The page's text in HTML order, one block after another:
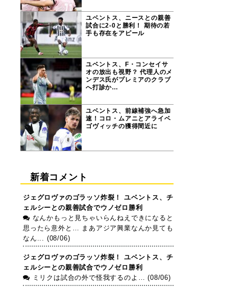
ユベントス、ニースとの親善
試合に2-0と勝利！ 期待の若
手も存在をアピール
ユベントス、F・コンセイサ
オの放出も視野？ 代理人のメ
ンデス氏がプレミアのクラブ
へ打診か…
ユベントス、前線補強へ急加
速！コロ・ムアニとアライベ
ゴヴィッチの獲得間近に
新着コメント
ジェグロヴァのゴラッソ炸裂！ ユベントス、チ
ェルシーとの親善試合でウノゼロ勝利
なんかもっと見ちゃいらんねえできになると
思ったら意外と… まあアジア興業なんか見ても
なん... (08/06)
ジェグロヴァのゴラッソ炸裂！ ユベントス、チ
ェルシーとの親善試合でウノゼロ勝利
ミリクは試合の外で怪我するのよ… (08/06)